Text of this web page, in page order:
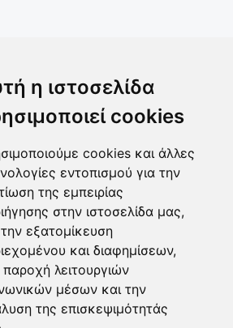
η ιστοσελίδα
cookies
cookies και άλλες
εντοπισμού για την
της εμπειρίας
στην ιστοσελίδα μας,
εξατομίκευση
και διαφημίσεων,
παροχή λειτουργιών
μέσων και την
της επισκεψιμότητάς